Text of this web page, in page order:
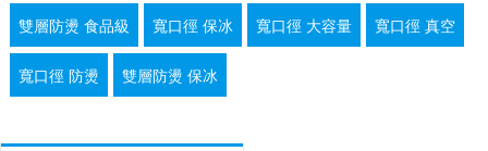
雙層防燙 食品級 寬口徑 保冰 寬口徑 大容量 寬口徑 真空
寬口徑 防燙 雙層防燙 保冰